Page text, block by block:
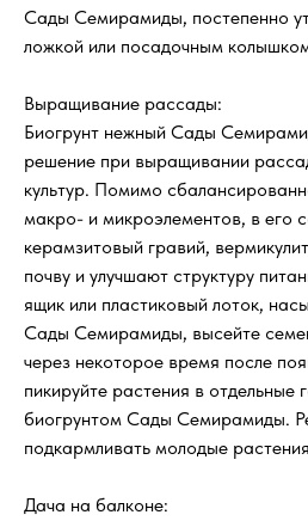
Сады Семирамиды, постепенно
ложкой или посадочным
Выращивание рассады:
Биогрунт нежный Сады
решение при выращивании
культур. Помимо
макро- и микроэлементов, в его
керамзитовый гравий,
почву и улучшают структуру
ящик или пластиковый лоток,
Сады Семирамиды, высейте
через некоторое время после
пикируйте растения в отдельные
биогрунтом Сады Семирамиды.
подкармливать молодые
Дача на балконе: